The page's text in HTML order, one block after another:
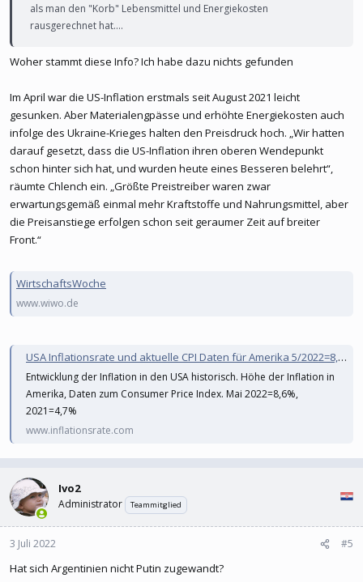
als man den "Korb" Lebensmittel und Energiekosten
rausgerechnet hat....
Woher stammt diese Info? Ich habe dazu nichts gefunden
Im April war die US-Inflation erstmals seit August 2021 leicht
gesunken. Aber Materialengpässe und erhöhte Energiekosten auch
infolge des Ukraine-Krieges halten den Preisdruck hoch. „Wir hatten
darauf gesetzt, dass die US-Inflation ihren oberen Wendepunkt
schon hinter sich hat, und wurden heute eines Besseren belehrt“,
räumte Chlench ein. „Größte Preistreiber waren zwar
erwartungsgemäß einmal mehr Kraftstoffe und Nahrungsmittel, aber
die Preisanstiege erfolgen schon seit geraumer Zeit auf breiter
Front.“
WirtschaftsWoche
www.wiwo.de
USA Inflationsrate und aktuelle CPI Daten für Amerika 5/2022=8,6 %
Entwicklung der Inflation in den USA historisch. Höhe der Inflation in
Amerika, Daten zum Consumer Price Index. Mai 2022=8,6%,
2021=4,7%
www.inflationsrate.com
Ivo2
Administrator Teammitglied
3 Juli 2022 #5
Hat sich Argentinien nicht Putin zugewandt?